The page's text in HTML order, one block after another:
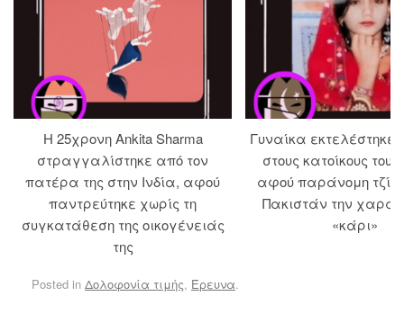
Η 25χρονη Ankita Sharma
στραγγαλίστηκε από τον
πατέρα της στην Ινδία, αφού
παντρεύτηκε χωρίς τη
συγκατάθεση της οικογένειάς
της
Γυναίκα εκτελέστηκε
στους κατοίκους του
αφού παράνομη
Πακιστάν την
«κάρι»
Posted in Δολοφονία τιμής, Έρευνα.